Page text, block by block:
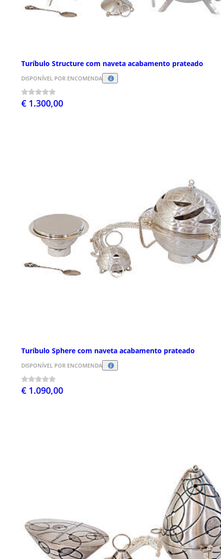
Turíbulo Structure com naveta acabamento prateado
DISPONÍVEL POR ENCOMENDA
€ 1.300,00
Turíbulo Sphere com naveta acabamento prateado
DISPONÍVEL POR ENCOMENDA
€ 1.090,00